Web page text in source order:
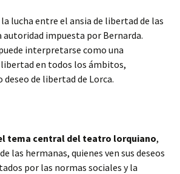
lucha entre el ansia de libertad de las
autoridad impuesta por Bernarda.
interpretarse como una
en todos los ámbitos,
de libertad de Lorca.
tema central del teatro lorquiano,
las hermanas, quienes ven sus deseos
por las normas sociales y la